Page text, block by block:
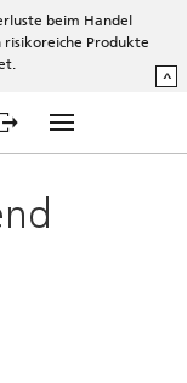
beim Handel
Produkte
^